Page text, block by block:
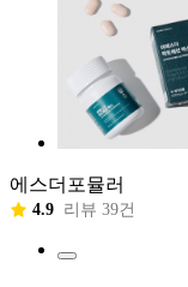
에스더포뮬러
4.9 리뷰 39건